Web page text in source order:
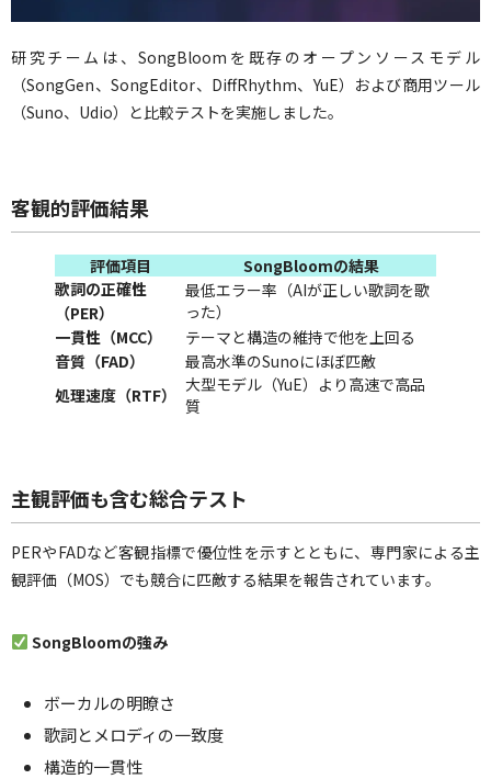
研究チームは、SongBloomを既存のオープンソースモデル
（SongGen、SongEditor、DiffRhythm、YuE）および商用ツール
（Suno、Udio）と比較テストを実施しました。
客観的評価結果
評価項目
SongBloomの結果
歌詞の正確性
（PER）
最低エラー率（AIが正しい歌詞を歌
った）
一貫性（MCC）
テーマと構造の維持で他を上回る
音質（FAD）
最高水準のSunoにほぼ匹敵
処理速度（RTF）
大型モデル（YuE）より高速で高品
質
主観評価も含む総合テスト
PERやFADなど客観指標で優位性を示すとともに、専門家による主
観評価（MOS）でも競合に匹敵する結果を報告されています。
SongBloomの強み
ボーカルの明瞭さ
歌詞とメロディの一致度
構造的一貫性